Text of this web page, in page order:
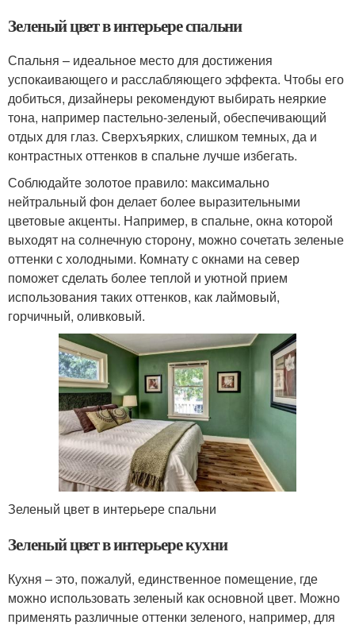
Зеленый цвет в интерьере спальни
Спальня – идеальное место для достижения
успокаивающего и расслабляющего эффекта. Чтобы его
добиться, дизайнеры рекомендуют выбирать неяркие
тона, например пастельно-зеленый, обеспечивающий
отдых для глаз. Сверхъярких, слишком темных, да и
контрастных оттенков в спальне лучше избегать.
Соблюдайте золотое правило: максимально
нейтральный фон делает более выразительными
цветовые акценты. Например, в спальне, окна которой
выходят на солнечную сторону, можно сочетать зеленые
оттенки с холодными. Комнату с окнами на север
поможет сделать более теплой и уютной прием
использования таких оттенков, как лаймовый,
горчичный, оливковый.
Зеленый цвет в интерьере спальни
Зеленый цвет в интерьере кухни
Кухня – это, пожалуй, единственное помещение, где
можно использовать зеленый как основной цвет. Можно
применять различные оттенки зеленого, например, для